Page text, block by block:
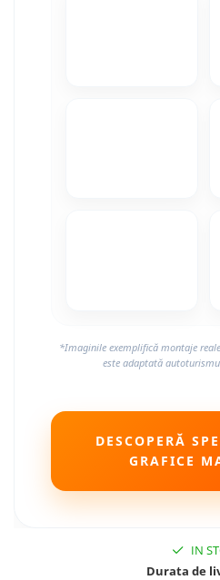
Camere Mitsubishi
Camere Subaru
*Imaginile exemplifică montaje
este adaptată
DESCOPERĂ
GRAFICE
IN
Durata de